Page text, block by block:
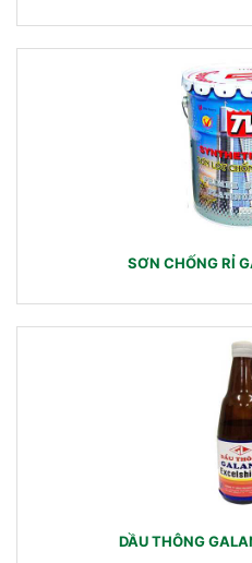
SƠN CHỐNG RỈ
DẦU THÔNG